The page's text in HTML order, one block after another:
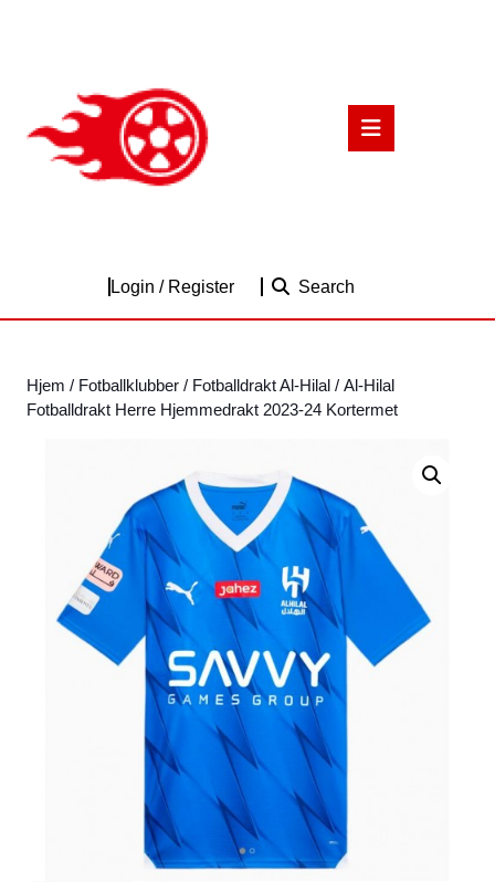
Login / RegisterLogin
Search
Hjem / Fotballklubber / Fotballdrakt Al-Hilal / Al-Hilal
Fotballdrakt Herre Hjemmedrakt 2023-24 Kortermet